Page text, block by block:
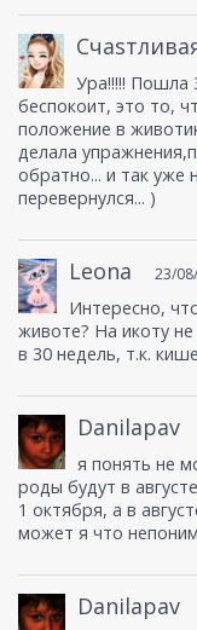
Ура!!!!! Пошла
беспокоит, это то,
положение в
делала
обратно... и так уже
перевернулся... )
Leona 23/
Интересно,
животе? На икоту
в 30 недель, т.к.
Danilapav
я понять не
роды будут в
1 октября, а в
может я что
Danilapav